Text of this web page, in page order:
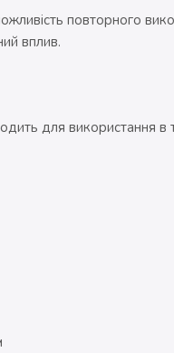
повторного
вплив.
для використання в